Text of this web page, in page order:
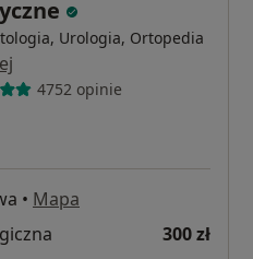
Urologia, Ortopedia
4752 opinie
• Mapa
300 zł